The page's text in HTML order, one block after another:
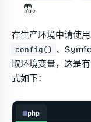
需。
在生产环境中请使
config() 、
取环境变量，这是
式如下：
php